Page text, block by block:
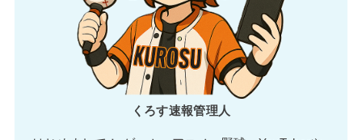
くろす速報管理人